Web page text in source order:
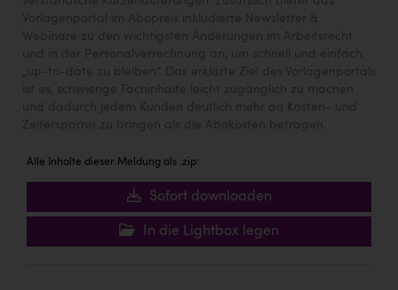
Alle Inhalte dieser Meldung als .zip:
Sofort downloaden
In die Lightbox legen